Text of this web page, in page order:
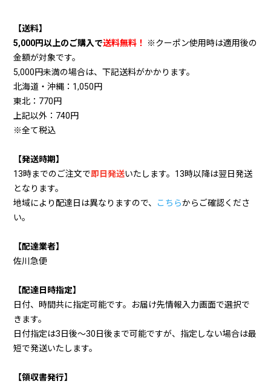
【送料】
5,000円以上のご購入で送料無料！
※クーポン使用時は適用後の
金額が対象です。
5,000円未満の場合は、下記送料がかかります。
北海道・沖縄：1,050円
東北：770円
上記以外：740円
※全て税込
【発送時期】
13時までのご注文で即日発送いたします。13時以降は翌日発送
となります。
地域により配達日は異なりますので、 こちらからご確認くださ
い。
【配達業者】
佐川急便
【配達日時指定】
日付、時間共に指定可能です。お届け先情報入力画面で選択で
きます。
日付指定は3日後～30日後まで可能ですが、指定しない場合は最
短で発送いたします。
【領収書発行】